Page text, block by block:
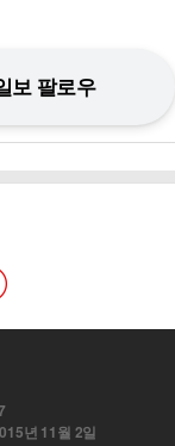
보 팔로우
년 11월 2일